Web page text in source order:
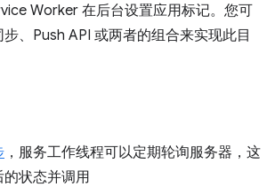
Worker 在后台设置应用标记。您可
、Push API 或两者的组合来实现此目
，服务工作线程可以定期轮询服务器，这
状态并调用